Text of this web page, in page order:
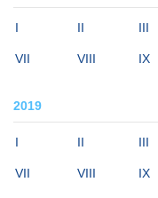
I II III
VII VIII IX
2019
I II III
VII VIII IX